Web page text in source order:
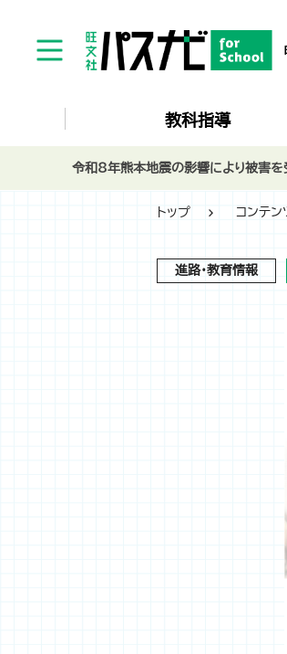
教科指導
トップ コンテン
進路・教育情報
令和8年熊本地震の影響により被害を